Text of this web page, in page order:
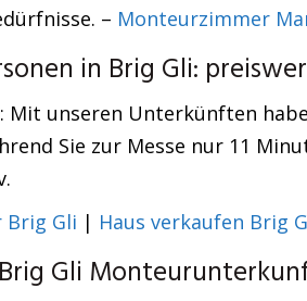
– Monteurzimmer
in Brig Gli:
Mit unseren Unterkünften
Sie zur Messe nur 11
Gli | Haus verkaufen Brig
Gli